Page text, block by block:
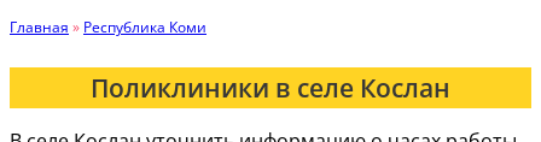
Главная » Республика Коми
Поликлиники в селе Кослан